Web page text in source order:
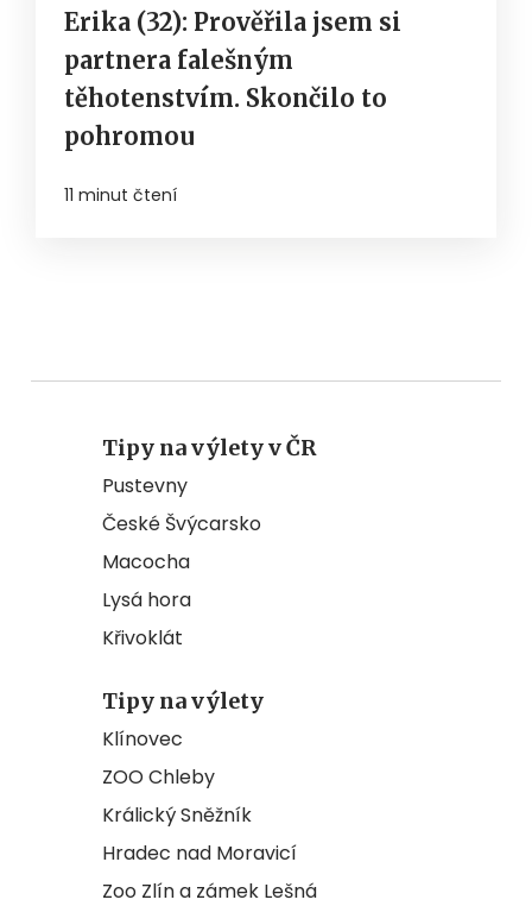
Erika (32): Prověřila jsem si
partnera falešným
těhotenstvím. Skončilo to
pohromou
11 minut čtení
Tipy na výlety v ČR
Pustevny
České Švýcarsko
Macocha
Lysá hora
Křivoklát
Tipy na výlety
Klínovec
ZOO Chleby
Králický Sněžník
Hradec nad Moravicí
Zoo Zlín a zámek Lešná